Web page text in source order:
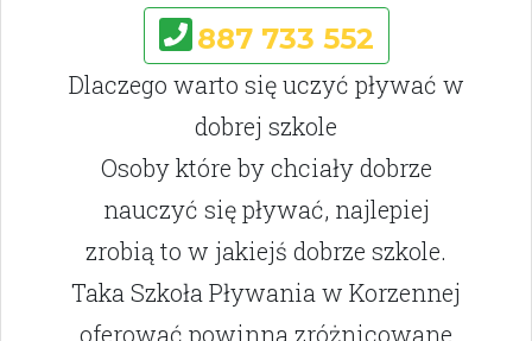
887 733 552
Dlaczego warto się uczyć pływać w
dobrej szkole
Osoby które by chciały dobrze
nauczyć się pływać, najlepiej
zrobią to w jakiejś dobrze szkole.
Taka Szkoła Pływania w Korzennej
oferować powinna zróżnicowane